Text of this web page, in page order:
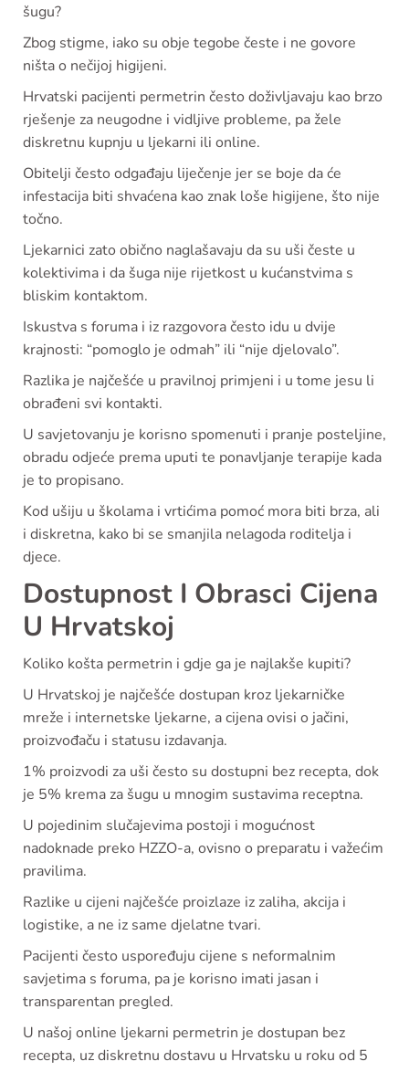
šugu?
Zbog stigme, iako su obje tegobe česte i ne govore
ništa o nečijoj higijeni.
Hrvatski pacijenti permetrin često doživljavaju kao brzo
rješenje za neugodne i vidljive probleme, pa žele
diskretnu kupnju u ljekarni ili online.
Obitelji često odgađaju liječenje jer se boje da će
infestacija biti shvaćena kao znak loše higijene, što nije
točno.
Ljekarnici zato obično naglašavaju da su uši česte u
kolektivima i da šuga nije rijetkost u kućanstvima s
bliskim kontaktom.
Iskustva s foruma i iz razgovora često idu u dvije
krajnosti: “pomoglo je odmah” ili “nije djelovalo”.
Razlika je najčešće u pravilnoj primjeni i u tome jesu li
obrađeni svi kontakti.
U savjetovanju je korisno spomenuti i pranje posteljine,
obradu odjeće prema uputi te ponavljanje terapije kada
je to propisano.
Kod ušiju u školama i vrtićima pomoć mora biti brza, ali
i diskretna, kako bi se smanjila nelagoda roditelja i
djece.
Dostupnost I Obrasci Cijena
U Hrvatskoj
Koliko košta permetrin i gdje ga je najlakše kupiti?
U Hrvatskoj je najčešće dostupan kroz ljekarničke
mreže i internetske ljekarne, a cijena ovisi o jačini,
proizvođaču i statusu izdavanja.
1% proizvodi za uši često su dostupni bez recepta, dok
je 5% krema za šugu u mnogim sustavima receptna.
U pojedinim slučajevima postoji i mogućnost
nadoknade preko HZZO-a, ovisno o preparatu i važećim
pravilima.
Razlike u cijeni najčešće proizlaze iz zaliha, akcija i
logistike, a ne iz same djelatne tvari.
Pacijenti često uspoređuju cijene s neformalnim
savjetima s foruma, pa je korisno imati jasan i
transparentan pregled.
U našoj online ljekarni permetrin je dostupan bez
recepta, uz diskretnu dostavu u Hrvatsku u roku od 5